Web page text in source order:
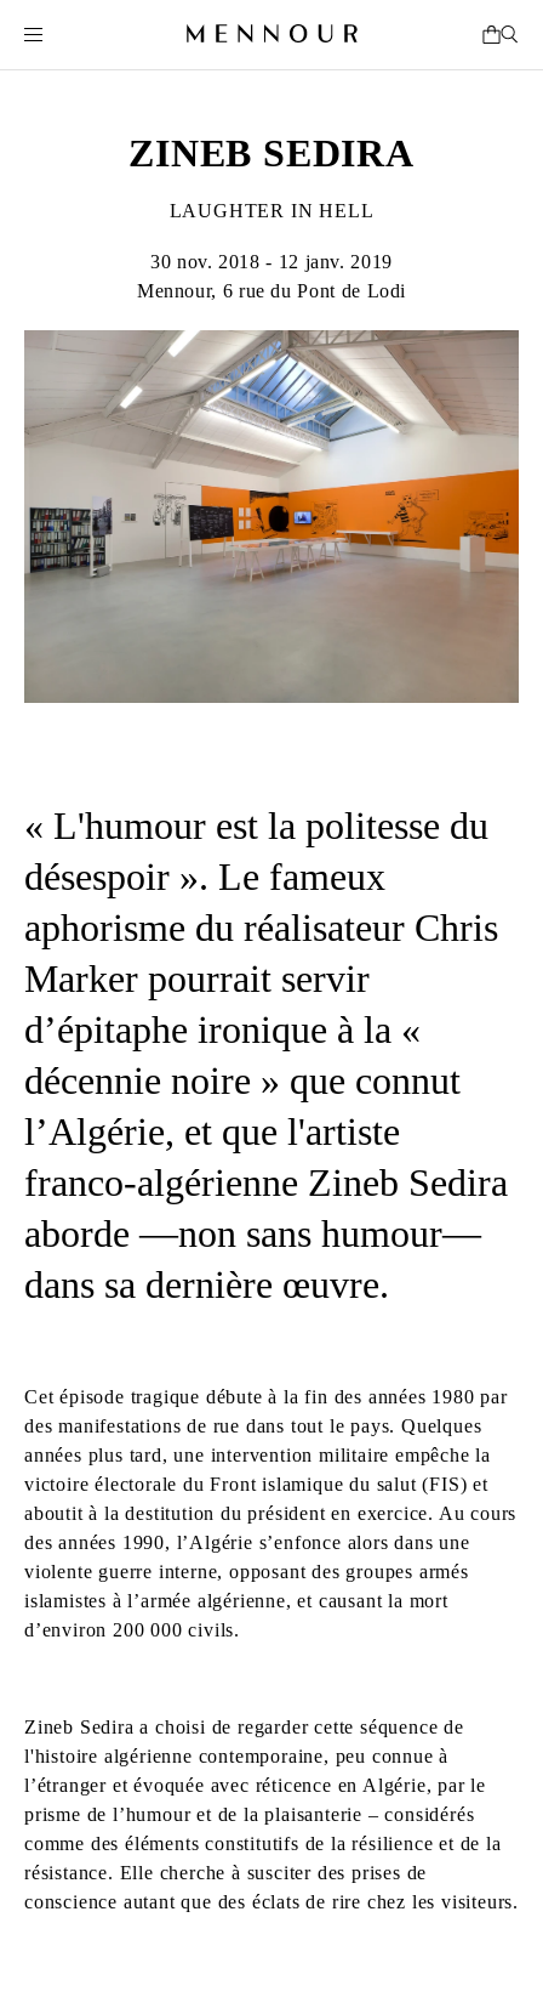
ZINEB SEDIRA
LAUGHTER IN HELL
30 nov. 2018 - 12 janv. 2019
Mennour, 6 rue du Pont de Lodi
« L'humour est la politesse du
désespoir ». Le fameux
aphorisme du réalisateur Chris
Marker pourrait servir
d’épitaphe ironique à la «
décennie noire » que connut
l’Algérie, et que l'artiste
franco-algérienne Zineb Sedira
aborde —non sans humour—
dans sa dernière œuvre.
Cet épisode tragique débute à la fin des années 1980 par
des manifestations de rue dans tout le pays. Quelques
années plus tard, une intervention militaire empêche la
victoire électorale du Front islamique du salut (FIS) et
aboutit à la destitution du président en exercice. Au cours
des années 1990, l’Algérie s’enfonce alors dans une
violente guerre interne, opposant des groupes armés
islamistes à l’armée algérienne, et causant la mort
d’environ 200 000 civils.
Zineb Sedira a choisi de regarder cette séquence de
l'histoire algérienne contemporaine, peu connue à
l’étranger et évoquée avec réticence en Algérie, par le
prisme de l’humour et de la plaisanterie – considérés
comme des éléments constitutifs de la résilience et de la
résistance. Elle cherche à susciter des prises de
conscience autant que des éclats de rire chez les visiteurs.